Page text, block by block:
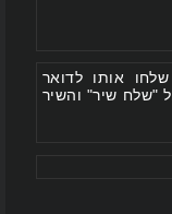
אותו לדואר
שיר" והשיר